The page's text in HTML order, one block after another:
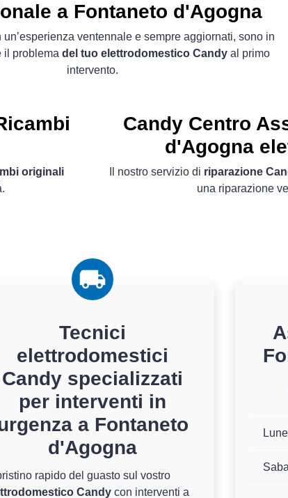
a Fontaneto d'Agogna
un’esperienza ventennale e sempre aggiornati, sono in
il problema del tuo elettrodomestico Candyal primo
intervento.
originali
Candy Centro
d'Agogna
Il nostro servizio di riparazione
una riparazione
Tecnici
elettrodomestici
Candy specializzati
per interventi in
a Fontaneto
d'Agogna
rapido del guasto sul vostro
Candy con interventi a